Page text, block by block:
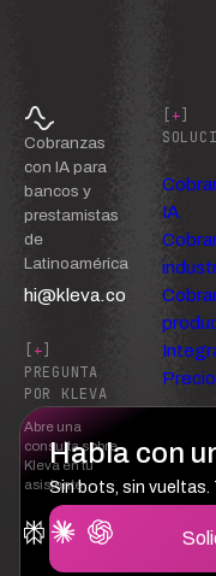
Habla con
Sin bots, sin vueltas.
Cobranzas
con IA para
bancos y
prestamistas
de
Latinoamérica
hi@kleva.co
[+]
PREGUNTA
POR KLEVA
Abre una
consulta sobre
Kleva en tu
asistente
[+]
IA